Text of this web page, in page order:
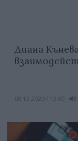
Диана
08.12.2020 / 13:00